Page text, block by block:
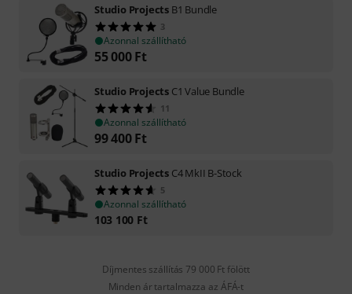
Studio Projects B1 Bundle
3
Azonnal szállítható
55 000 Ft
Studio Projects C1 Value Bundle
11
Azonnal szállítható
99 400 Ft
Studio Projects C4 MkII B-Stock
5
Azonnal szállítható
103 100 Ft
Díjmentes szállítás 79 000 Ft fölött
Minden ár tartalmazza az ÁFÁ-t